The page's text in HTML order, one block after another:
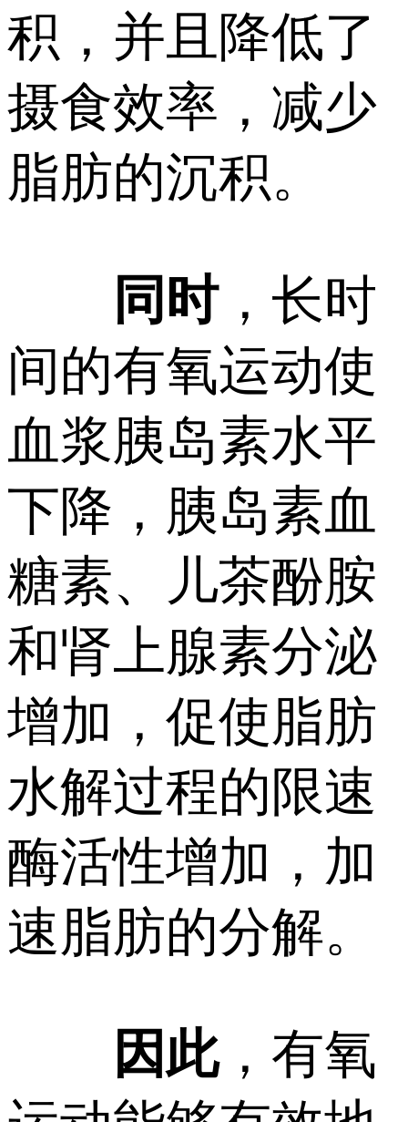
积，并且降低了
摄食效率，减少
脂肪的沉积。
同时，长时
间的有氧运动使
血浆胰岛素水平
下降，胰岛素血
糖素、儿茶酚胺
和肾上腺素分泌
增加，促使脂肪
水解过程的限速
酶活性增加，加
速脂肪的分解。
因此，有氧